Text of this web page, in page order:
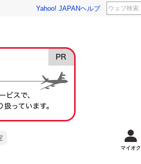
Yahoo! JAPANヘルプ
マイオク